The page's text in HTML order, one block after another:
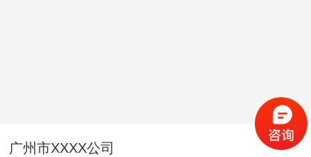
广州市XXXX公司